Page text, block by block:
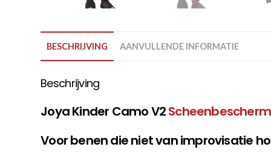
BESCHRIJVING AANVULLENDE INFORMATIE
Beschrijving
Joya Kinder Camo V2
Voor benen die niet van improvisatie